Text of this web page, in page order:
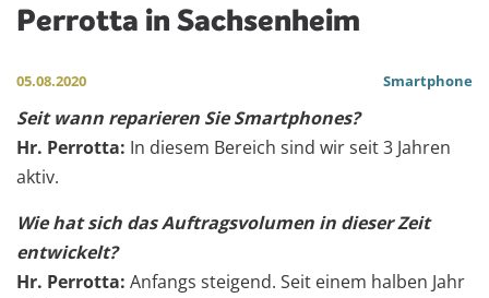
Perrotta in Sachsenheim
05.08.2020 Smartphone
Seit wann reparieren Sie Smartphones?
Hr. Perrotta: In diesem Bereich sind wir seit 3 Jahren
aktiv.
Wie hat sich das Auftragsvolumen in dieser Zeit
entwickelt?
Hr. Perrotta: Anfangs steigend. Seit einem halben Jahr